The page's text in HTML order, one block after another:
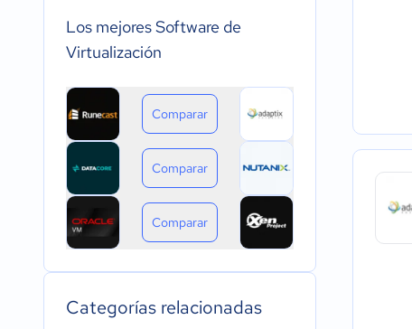
Los mejores Software de
Virtualización
Comparar
Comparar
Comparar
Categorías relacionadas